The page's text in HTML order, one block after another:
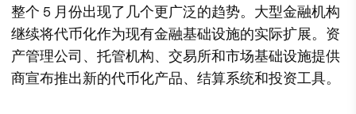
整个 5 月份出现了几个更广泛的趋势。大型金融机构
继续将代币化作为现有金融基础设施的实际扩展。资
产管理公司、托管机构、交易所和市场基础设施提供
商宣布推出新的代币化产品、结算系统和投资工具。